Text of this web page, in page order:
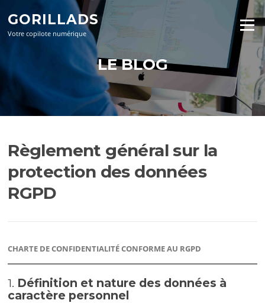
contenu
GORILLADS
Votre copilote numérique
Menu
LE BLOG
Règlement général sur la
protection des données
RGPD
CHARTE DE CONFIDENTIALITÉ CONFORME AU RGPD
1. Définition et nature des données à
caractère personnel